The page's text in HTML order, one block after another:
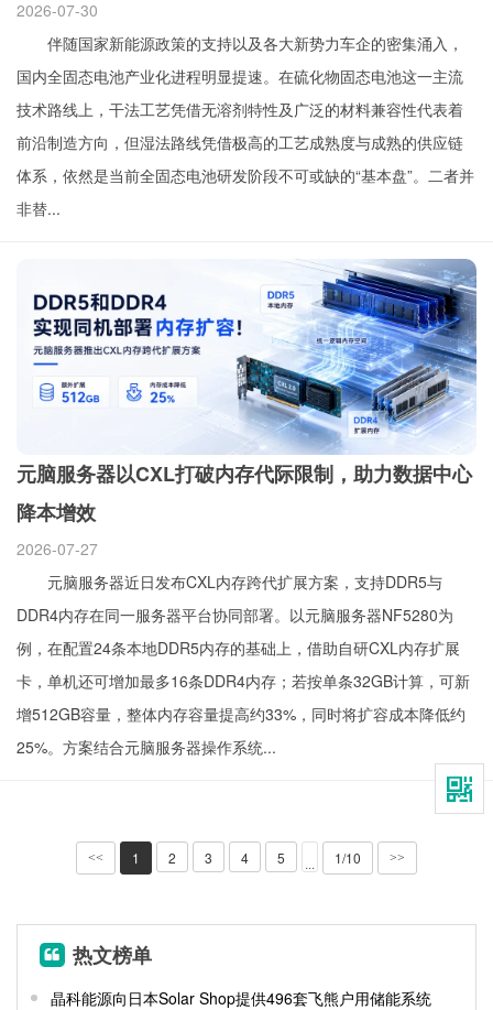
2026-07-30
伴随国家新能源政策的支持以及各大新势力车企的密集涌入，
国内全固态电池产业化进程明显提速。在硫化物固态电池这一主流
技术路线上，干法工艺凭借无溶剂特性及广泛的材料兼容性代表着
前沿制造方向，但湿法路线凭借极高的工艺成熟度与成熟的供应链
体系，依然是当前全固态电池研发阶段不可或缺的“基本盘”。二者并
非替...
元脑服务器以CXL打破内存代际限制，助力数据中心
降本增效
2026-07-27
元脑服务器近日发布CXL内存跨代扩展方案，支持DDR5与
DDR4内存在同一服务器平台协同部署。以元脑服务器NF5280为
例，在配置24条本地DDR5内存的基础上，借助自研CXL内存扩展
卡，单机还可增加最多16条DDR4内存；若按单条32GB计算，可新
增512GB容量，整体内存容量提高约33%，同时将扩容成本降低约
25%。方案结合元脑服务器操作系统...
<< 1 2 3 4 5 ··· 1/10 >>
热文榜单
晶科能源向日本Solar Shop提供496套飞熊户用储能系统